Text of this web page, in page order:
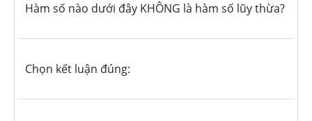
Hàm số nào dưới đây KHÔNG là hàm số lũy thừa?
Chọn kết luận đúng: